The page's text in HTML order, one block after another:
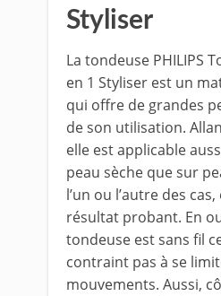
Styliser
La tondeuse PHILIPS
en 1 Styliser est un
qui offre de grandes
de son utilisation.
elle est applicable
peau sèche que sur
l’un ou l’autre des
résultat probant. En
tondeuse est sans fil
contraint pas à se
mouvements. Aussi,